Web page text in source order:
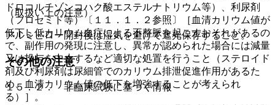
（取扱い上の注意）
アルミピロー開封後は湿気を避けて遮光保存すること。
その他の注意
１５．２． 非臨床試験に基づく情報
ドロコルチゾンコハク酸エステルナトリウム等）、利尿剤
（フロセミド等）〔１１．１．２参照〕［血清カリウム値が
低下し低カリウム血症による不整脈を起こすおそれがあるの
で、副作用の発現に注意し、異常が認められた場合には減量
又は投与を中止するなど適切な処置を行うこと（ステロイド
剤及び利尿剤は尿細管でのカリウム排泄促進作用があるた
め、血清カリウム値の低下を増強することが考えられ
る）］。